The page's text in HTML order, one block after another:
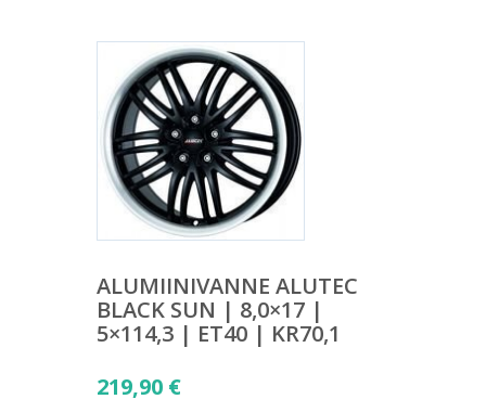
ALUMIINIVANNE ALUTEC
BLACK SUN | 8,0×17 |
5×114,3 | ET40 | KR70,1
219,90 €